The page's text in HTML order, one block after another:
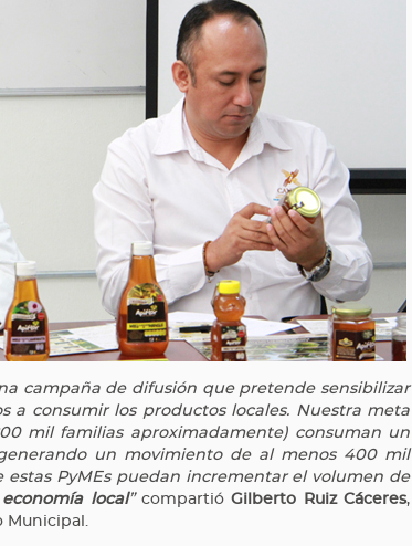
campaña de difusión que pretende sensibilizar
a consumir los productos locales. Nuestra meta
mil familias aproximadamente) consuman un
un movimiento de al menos 400 mil
estas PyMEs puedan incrementar el volumen de
local”compartióGilberto Ruiz Cáceres,
Municipal.